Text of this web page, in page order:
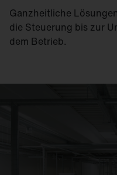
Ganzheitliche
die Steuerung bis zur
dem Betrieb.